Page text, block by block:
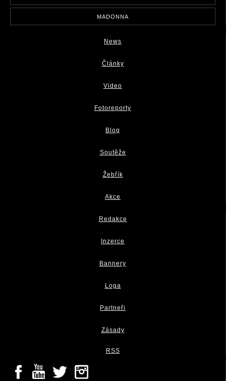
MADONNA
News
Články
Video
Fotoreporty
Blog
Soutěže
Žebřík
Akce
Redakce
Inzerce
Bannery
Loga
Partneři
Zásady
RSS